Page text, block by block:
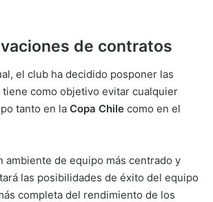
de contratos
el club ha decidido posponer las
como objetivo evitar cualquier
tanto en la Copa Chile como en el
ambiente de equipo más centrado y
las posibilidades de éxito del equipo
completa del rendimiento de los